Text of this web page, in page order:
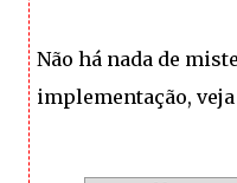
Não há nada de
implementação,